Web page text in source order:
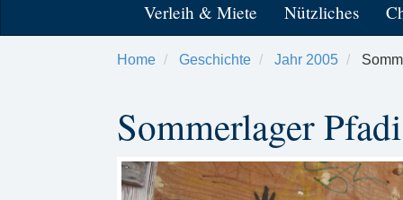
Verleih & Miete
Nützliches
Home Geschichte Jahr 2005
Sommerlager